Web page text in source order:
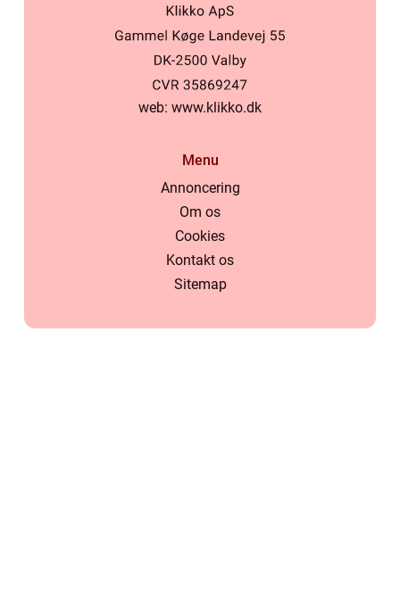
web: www.klikko.dk
Menu
Annoncering
Om os
Cookies
Kontakt os
Sitemap